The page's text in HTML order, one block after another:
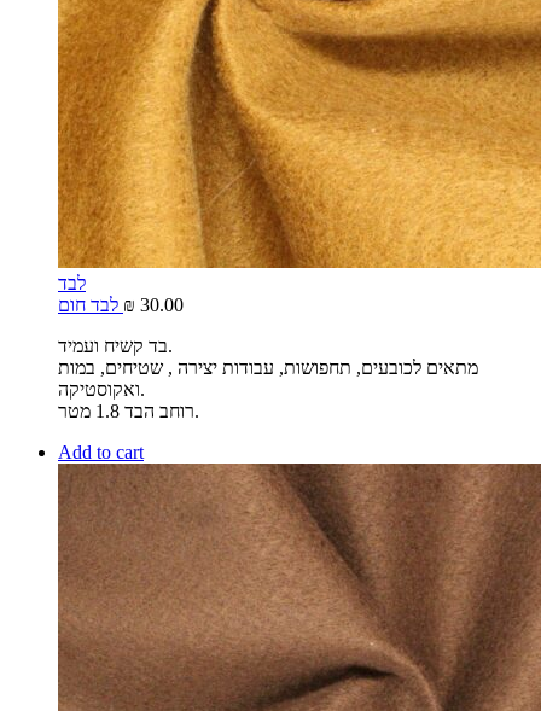
לבד
₪ 30.00
בד קשיח ועמיד.
מתאים לכובעים, תחפושות, עבודות יצירה , שטיחים, במות
ואקוסטיקה.
רוחב הבד 1.8 מטר.
Add to cart